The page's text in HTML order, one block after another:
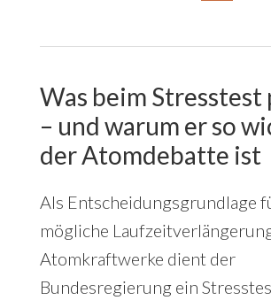
Was beim Stresstest
– und warum er so
der Atomdebatte ist
Als Entscheidungsgrundlage
mögliche
Atomkraftwerke dient der
Bundesregierung ein